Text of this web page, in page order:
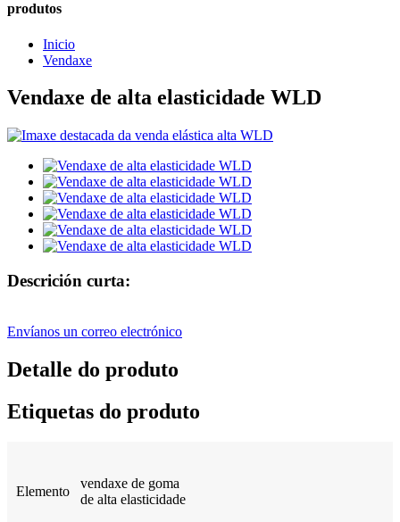
produtos
Inicio
Vendaxe
Vendaxe de alta elasticidade WLD
Descrición curta:
Envíanos un correo electrónico
Detalle do produto
Etiquetas do produto
Elemento
vendaxe de goma
de alta elasticidade